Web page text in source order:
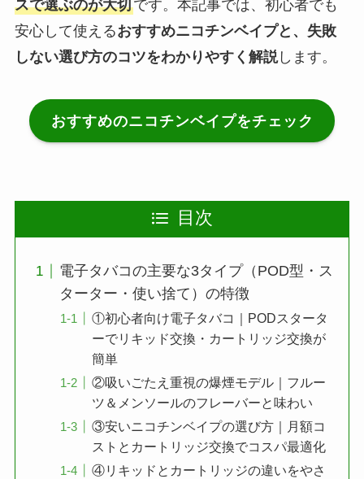
スで選ぶのが大切です。本記事では、初心者でも
安心して使えるおすすめニコチンベイプと、失敗
しない選び方のコツをわかりやすく解説します。
おすすめのニコチンベイプをチェック
目次
電子タバコの主要な3タイプ（POD型・ス
ターター・使い捨て）の特徴
①初心者向け電子タバコ｜PODスタータ
ーでリキッド交換・カートリッジ交換が
簡単
②吸いごたえ重視の爆煙モデル｜フルー
ツ＆メンソールのフレーバーと味わい
③安いニコチンベイプの選び方｜月額コ
ストとカートリッジ交換でコスパ最適化
④リキッドとカートリッジの違いをやさ